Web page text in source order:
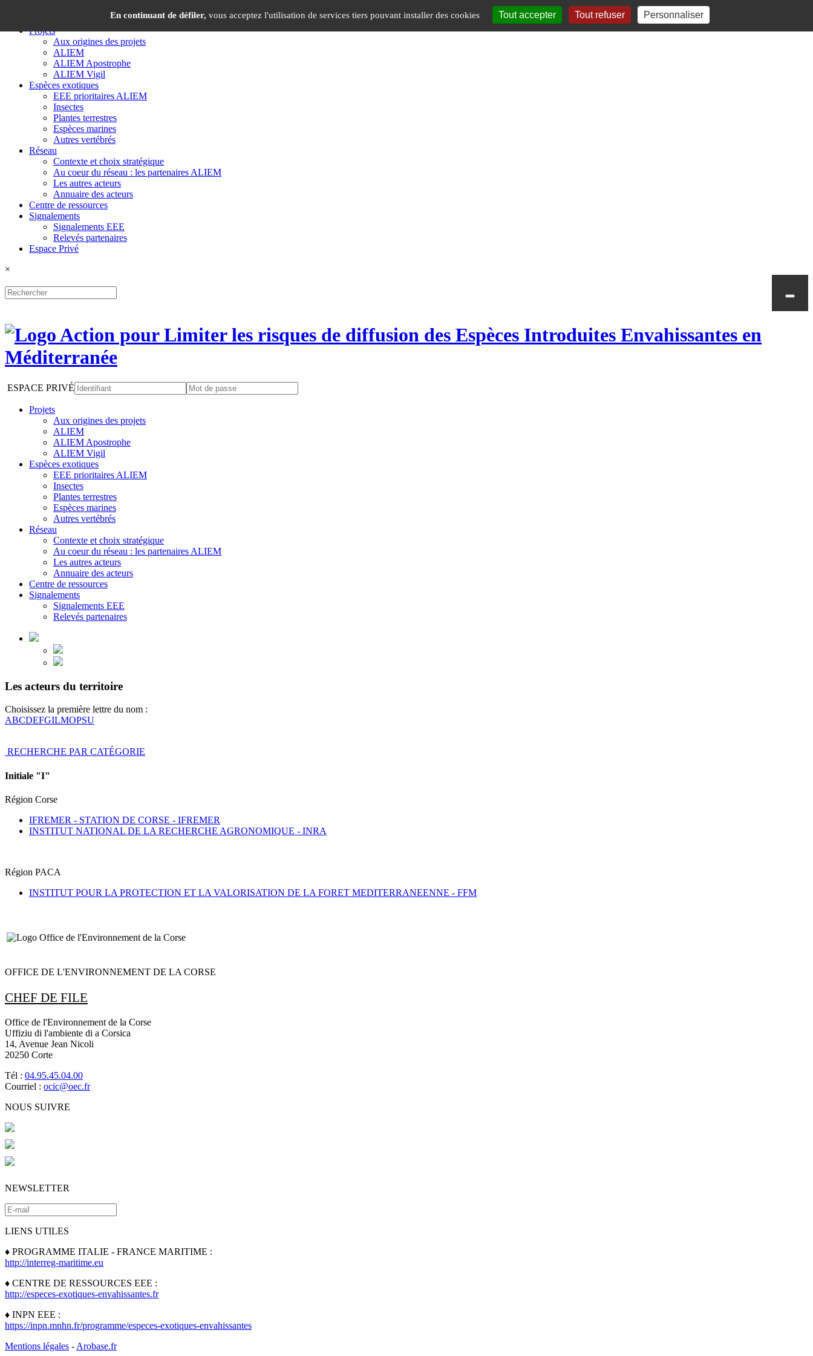
Projets
Aux origines des projets
ALIEM
ALIEM Apostrophe
ALIEM Vigil
Espèces exotiques
EEE prioritaires ALIEM
Insectes
Plantes terrestres
Espèces marines
Autres vertébrés
Réseau
Contexte et choix stratégique
Au coeur du réseau : les partenaires ALIEM
Les autres acteurs
Annuaire des acteurs
Centre de ressources
Signalements
Signalements EEE
Relevés partenaires
Espace Privé
×
ESPACE PRIVÉ
Projets
Aux origines des projets
ALIEM
ALIEM Apostrophe
ALIEM Vigil
Espèces exotiques
EEE prioritaires ALIEM
Insectes
Plantes terrestres
Espèces marines
Autres vertébrés
Réseau
Contexte et choix stratégique
Au coeur du réseau : les partenaires ALIEM
Les autres acteurs
Annuaire des acteurs
Centre de ressources
Signalements
Signalements EEE
Relevés partenaires
Les acteurs du territoire
Choisissez la première lettre du nom :
ABCDEFGILMOPSU
RECHERCHE PAR CATÉGORIE
Initiale "I"
Région Corse
IFREMER - STATION DE CORSE - IFREMER
INSTITUT NATIONAL DE LA RECHERCHE AGRONOMIQUE - INRA
Région PACA
INSTITUT POUR LA PROTECTION ET LA VALORISATION DE LA FORET MEDITERRANEENNE - FFM
OFFICE DE L'ENVIRONNEMENT DE LA CORSE
CHEF DE FILE
Office de l'Environnement de la Corse
Uffiziu di l'ambiente di a Corsica
14, Avenue Jean Nicoli
20250 Corte
Tél : 04.95.45.04.00
Courriel : ocic@oec.fr
NOUS SUIVRE
NEWSLETTER
LIENS UTILES
♦ PROGRAMME ITALIE - FRANCE MARITIME :
http://interreg-maritime.eu
♦ CENTRE DE RESSOURCES EEE :
http://especes-exotiques-envahissantes.fr
♦ INPN EEE :
https://inpn.mnhn.fr/programme/especes-exotiques-envahissantes
Mentions légales -Arobase.fr
En continuant de défiler, vous acceptez l'utilisation de services tiers pouvant installer des cookies Tout accepter Tout refuser Personnaliser